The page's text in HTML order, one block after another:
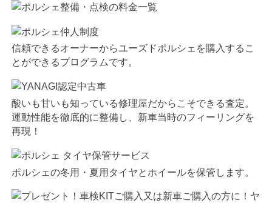
信頼できるオーナーからユーズドポルシェを購入するこ
とができるプログラムです。
酸いも甘いも知っている修理屋だからこそできる査定。
運動性能を徹底的に整備し、新車当時のフィーリングを
再現！
ポルシェの冬用・夏用タイヤとホイールを保管します。